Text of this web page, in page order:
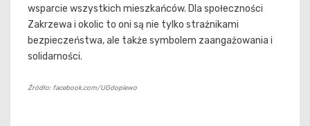
wsparcie wszystkich mieszkańców. Dla społeczności
Zakrzewa i okolic to oni są nie tylko strażnikami
bezpieczeństwa, ale także symbolem zaangażowania i
solidarności.
Źródło: facebook.com/UGdopiewo